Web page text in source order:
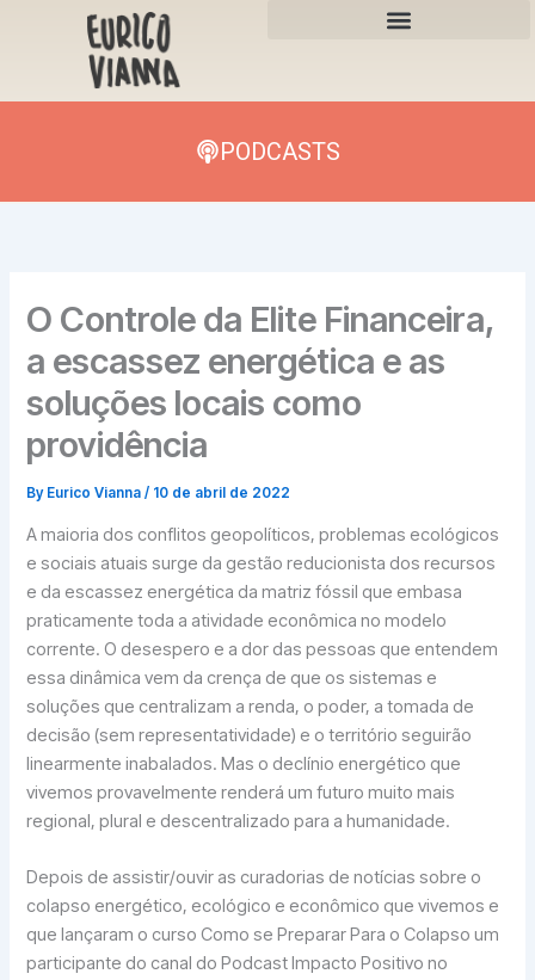
PODCASTS
O Controle da Elite Financeira,
a escassez energética e as
soluções locais como
providência
By Eurico Vianna/ 10 de abril de 2022
A maioria dos conflitos geopolíticos, problemas ecológicos
e sociais atuais surge da gestão reducionista dos recursos
e da escassez energética da matriz fóssil que embasa
praticamente toda a atividade econômica no modelo
corrente. O desespero e a dor das pessoas que entendem
essa dinâmica vem da crença de que os sistemas e
soluções que centralizam a renda, o poder, a tomada de
decisão (sem representatividade) e o território seguirão
linearmente inabalados. Mas o declínio energético que
vivemos provavelmente renderá um futuro muito mais
regional, plural e descentralizado para a humanidade.
Depois de assistir/ouvir as curadorias de notícias sobre o
colapso energético, ecológico e econômico que vivemos e
que lançaram o curso Como se Preparar Para o Colapso um
participante do canal do Podcast Impacto Positivo no